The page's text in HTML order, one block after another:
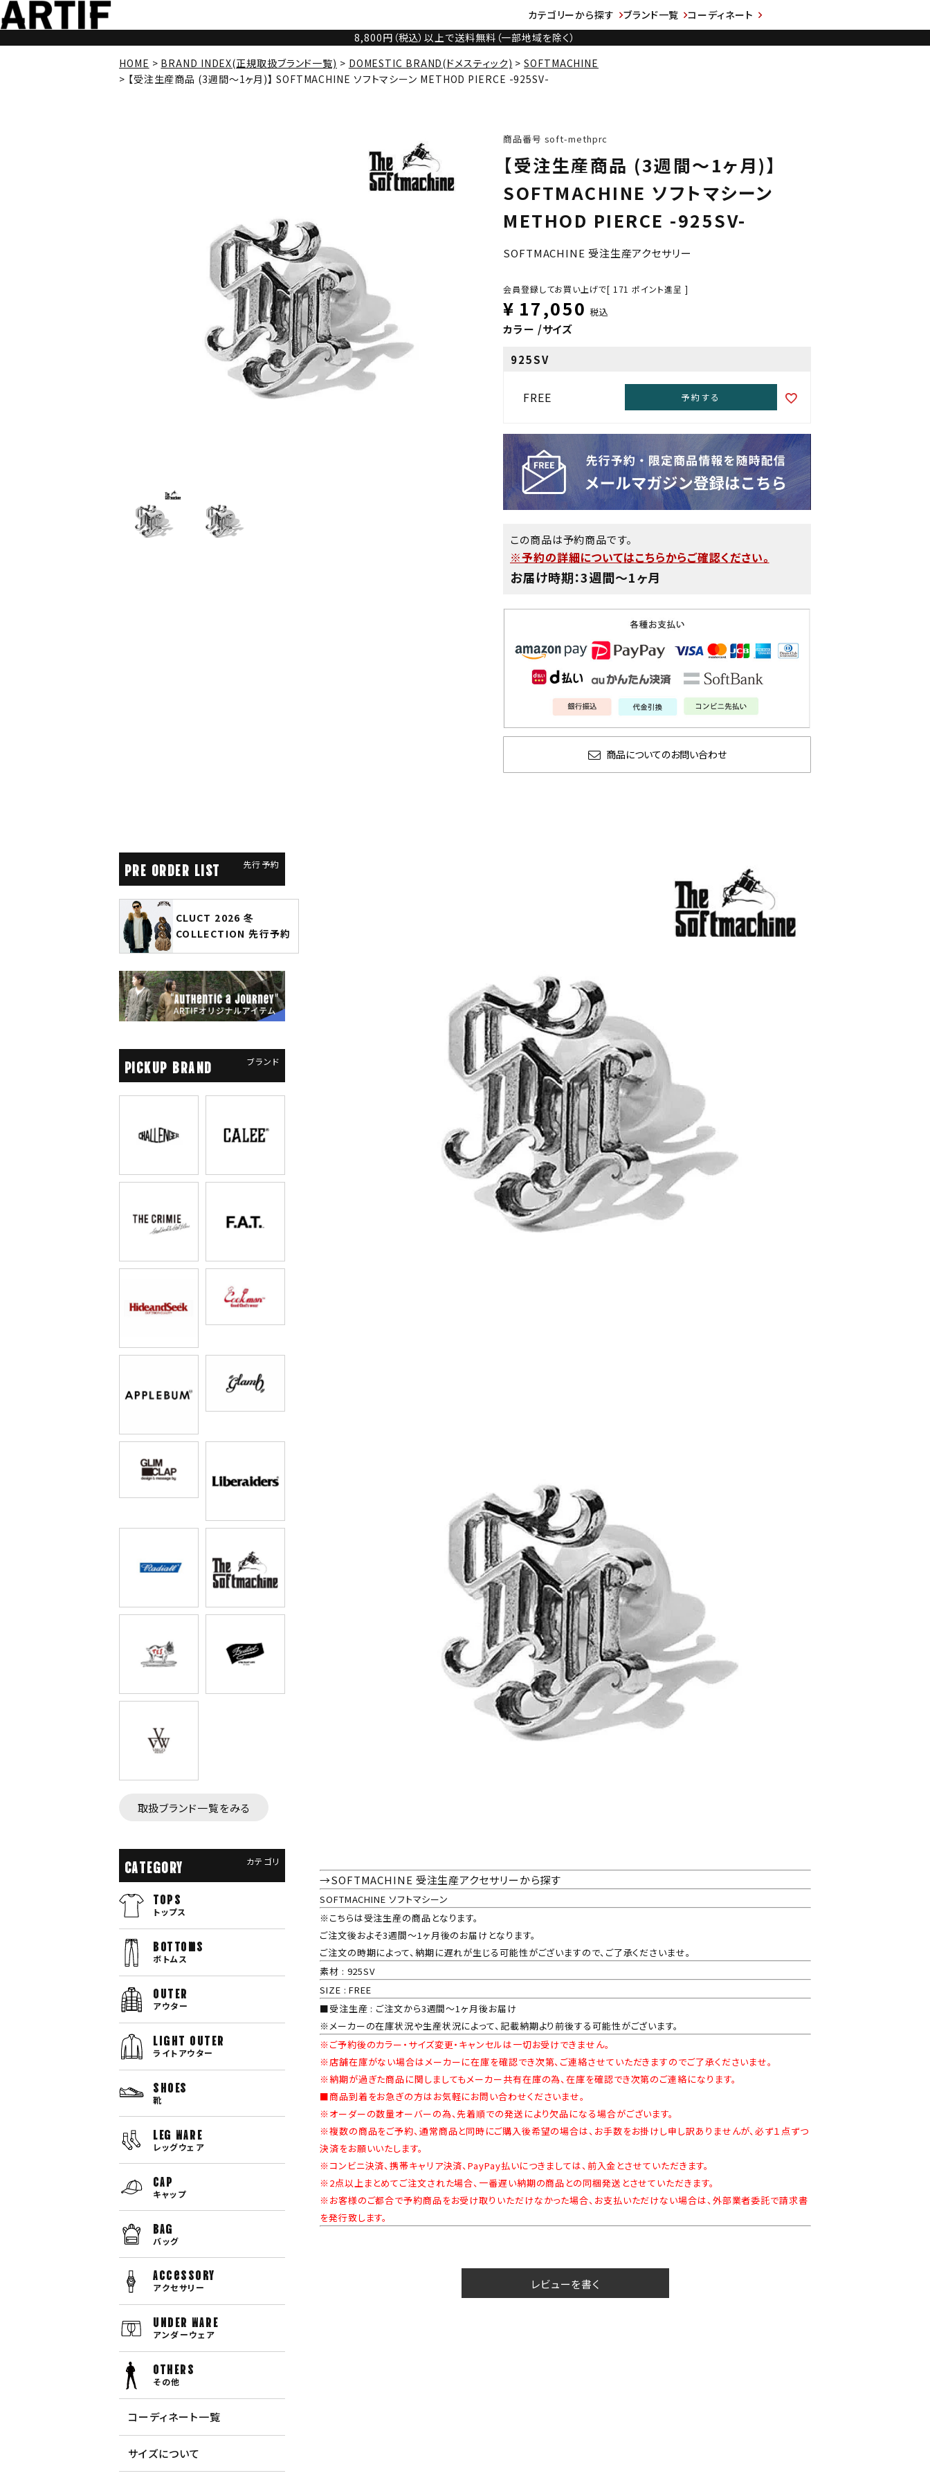
カテゴリーから探す ブランド一覧
コーディネート
8,800円（税込）以上で送料無料（一部地域を除く）
HOME
BRAND INDEX(正規取扱ブランド一覧) DOMESTIC BRAND(ドメスティック)
SOFTMACHINE
【受注生産商品 (3週間～1ヶ月)】 SOFTMACHINE ソフトマシーン METHOD PIERCE -925SV-
商品番号 soft-methprc
【受注生産商品 (3週間～1ヶ月)】
SOFTMACHINE ソフトマシーン
METHOD PIERCE -925SV-
SOFTMACHINE 受注生産アクセサリー
会員登録してお買い上げで[ 171 ポイント進呈 ]
¥ 17,050 税込
カラー サイズ
925SV
FREE 予約する
この商品は予約商品です。
※予約の詳細についてはこちらからご確認ください。
お届け時期：3週間〜1ヶ月
商品についてのお問い合わせ
PRE ORDER LIST 先行予約
COLLECTION 先行予約
glamb × 劇場版『チェン
ソーマン レゼ篇』第2弾
先行予約
glamb – 映画「スター・
ウォーズ／マンダロリア
PICKUP BRAND ブランド
取扱ブランド一覧をみる
CATEGORY カテゴリ
TOPS
トップス
bottoms
ボトムス
OUTER
アウター
LIGHT OUTER
ライトアウター
SHOES
靴
LEG WARE
レッグウェア
CAP
キャップ
BAG
バッグ
Accessory
アクセサリー
UNDER WARE
アンダーウェア
OTHERS
その他
コーディネート一覧
サイズについて
→SOFTMACHINE 受注生産アクセサリーから探す
SOFTMACHINE ソフトマシーン
※こちらは受注生産の商品となります。
ご注文後およそ3週間～1ヶ月後のお届けとなります。
ご注文の時期によって、納期に遅れが生じる可能性がございますので、ご了承くださいませ。
素材 : 925SV
SIZE : FREE
■受注生産 : ご注文から3週間～1ヶ月後お届け
※メーカーの在庫状況や生産状況によって、記載納期より前後する可能性がございます。
※ご予約後のカラー・サイズ変更・キャンセルは一切お受けできません。
※店舗在庫がない場合はメーカーに在庫を確認でき次第、ご連絡させていただきますのでご了承くださいませ。
※納期が過ぎた商品に関しましてもメーカー共有在庫の為、在庫を確認でき次第のご連絡になります。
■商品到着をお急ぎの方はお気軽にお問い合わせくださいませ。
※オーダーの数量オーバーの為、先着順での発送により欠品になる場合がございます。
※複数の商品をご予約、通常商品と同時にご購入後希望の場合は、お手数をお掛けし申し訳ありませんが、必ず１点ずつ
決済をお願いいたします。
※コンビニ決済、携帯キャリア決済、PayPay払いにつきましては、前入金とさせていただきます。
※2点以上まとめてご注文された場合、一番遅い納期の商品との同梱発送とさせていただきます。
※お客様のご都合で予約商品をお受け取りいただけなかった場合、お支払いただけない場合は、外部業者委託で請求書
を発行致します。
レビューを書く